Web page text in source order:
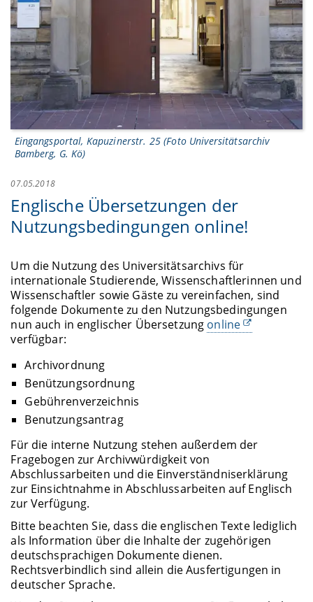
Eingangsportal, Kapuzinerstr. 25 (Foto Universitätsarchiv
Bamberg, G. Kö)
07.05.2018
Englische Übersetzungen der
Nutzungsbedingungen online!
Um die Nutzung des Universitätsarchivs für
internationale Studierende, Wissenschaftlerinnen und
Wissenschaftler sowie Gäste zu vereinfachen, sind
folgende Dokumente zu den Nutzungsbedingungen
nun auch in englischer Übersetzung online
verfügbar:
Archivordnung
Benützungsordnung
Gebührenverzeichnis
Benutzungsantrag
Für die interne Nutzung stehen außerdem der
Fragebogen zur Archivwürdigkeit von
Abschlussarbeiten und die Einverständniserklärung
zur Einsichtnahme in Abschlussarbeiten auf Englisch
zur Verfügung.
Bitte beachten Sie, dass die englischen Texte lediglich
als Information über die Inhalte der zugehörigen
deutschsprachigen Dokumente dienen.
Rechtsverbindlich sind allein die Ausfertigungen in
deutscher Sprache.